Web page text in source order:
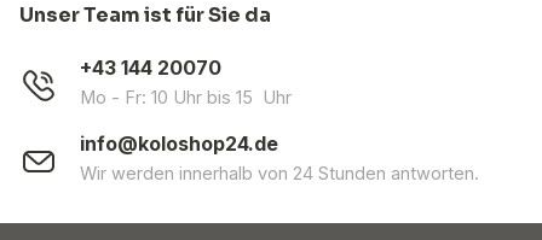
Unser Team ist für Sie da
+43 144 20070
Mo - Fr: 10 Uhr bis 15 Uhr
info@koloshop24.de
Wir werden innerhalb von 24 Stunden antworten.